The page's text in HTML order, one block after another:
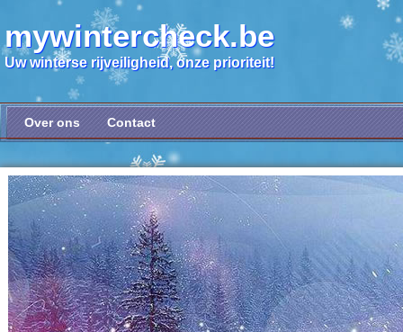
mywintercheck.be
Uw winterse rijveiligheid, onze prioriteit!
Over ons Contact